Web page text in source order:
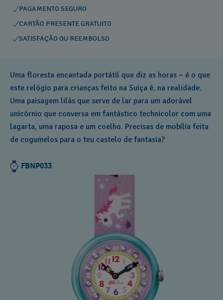
PAGAMENTO SEGURO
CARTÃO PRESENTE GRATUITO
SATISFAÇÃO OU REEMBOLSO
Uma floresta encantada portátil que diz as horas – é o que
este relógio para crianças feito na Suíça é, na realidade.
Uma paisagem lilás que serve de lar para um adorável
unicórnio que conversa em fantástico technicolor com uma
lagarta, uma raposa e um coelho. Precisas de mobília feita
de cogumelos para o teu castelo de fantasia?
FBNP033